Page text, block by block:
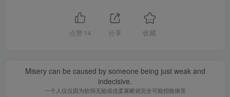
点赞 14 分享 收藏
Misery can be caused by someone being just weak and
indecisive.
一个人仅仅因为软弱无能或优柔寡断就完全可能招致痛苦